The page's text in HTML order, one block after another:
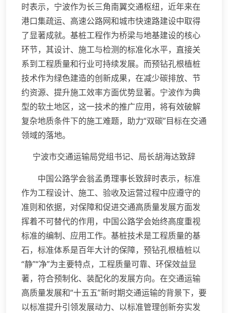
时表示，宁波作为长三角南翼交通枢纽，近年来在
港口集疏运、高速公路网和城市快速路建设中取得
了显著成就。基桩工程作为桥梁与地基建设的核心
环节，其设计、施工与检测的标准化水平，直接关
系到工程质量和行业可持续发展。而预钻孔根植桩
技术作为绿色建造的创新成果，在减少碳排放、节
约资源、提升施工效率方面优势显著。宁波作为典
型的软土地区，这一技术的推广应用，将有效破解
复杂地质条件下的施工难题，助力“双碳”目标在交通
领域的落地。
宁波市交通运输局党组书记、局长胡海达致辞
中国公路学会翁孟勇理事长致辞时表示，标准
作为工程设计、施工、验收及运营过程中应遵守的
准则和依据，对保障和促进交通高质量发展方面发
挥着不可替代的作用，中国公路学会始终高度重视
标准的编制、应用工作。基桩技术是工程质量的基
石，标准体系是百年大计的保障，预钻孔根植桩以
“静”“净”为主要特点，工程质量可靠、环保效益显
著，符合预制化、装配化的发展方向。在交通运输
高质量发展和“十五五”新时期交通运输的背景下，要
以标准提升引领发展动力、以标准管理创新夯实发